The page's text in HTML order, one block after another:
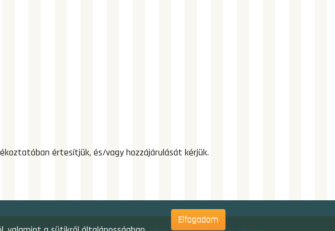
értesítjük, és/vagy hozzájárulását kérjük.
Elfogadom